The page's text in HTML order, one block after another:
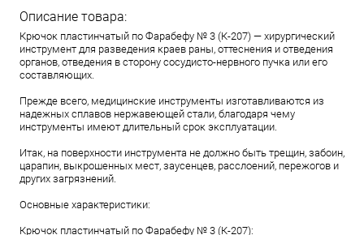
Описание товара:
Крючок пластинчатый по Фарабефу № 3 (К-207) — хирургический
инструмент для разведения краев раны, оттеснения и отведения
органов, отведения в сторону сосудисто-нервного пучка или его
составляющих.
Прежде всего, медицинские инструменты изготавливаются из
надежных сплавов нержавеющей стали, благодаря чему
инструменты имеют длительный срок эксплуатации.
Итак, на поверхности инструмента не должно быть трещин, забоин,
царапин, выкрошенных мест, заусенцев, расслоений, пережогов и
других загрязнений.
Основные характеристики:
Крючок пластинчатый по Фарабефу № 3 (К-207):